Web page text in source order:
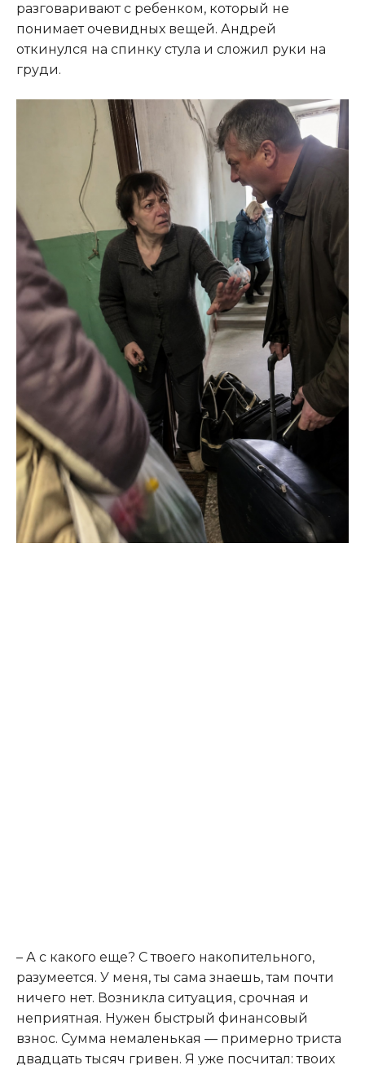
разговаривают с ребенком, который не
понимает очевидных вещей. Андрей
откинулся на спинку стула и сложил руки на
груди.
– А с какого еще? С твоего накопительного,
разумеется. У меня, ты сама знаешь, там почти
ничего нет. Возникла ситуация, срочная и
неприятная. Нужен быстрый финансовый
взнос. Сумма немаленькая — примерно триста
двадцать тысяч гривен. Я уже посчитал: твоих